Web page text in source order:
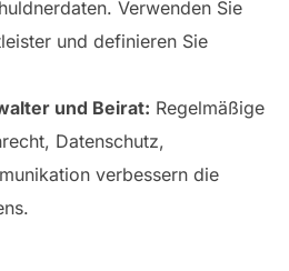
Verwenden Sie
und definieren Sie
und Beirat: Regelmäßige
Datenschutz,
verbessern die